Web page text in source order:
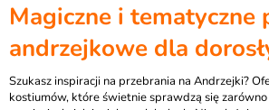
Magiczne i tematyczne
andrzejkowe dla
Szukasz inspiracji na przebrania na Andrzejki?
kostiumów, które świetnie sprawdzą się